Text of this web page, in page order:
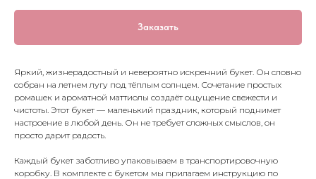
Заказать
Яркий, жизнерадостный и невероятно искренний букет. Он словно
собран на летнем лугу под тёплым солнцем. Сочетание простых
ромашек и ароматной маттиолы создаёт ощущение свежести и
чистоты. Этот букет — маленький праздник, который поднимет
настроение в любой день. Он не требует сложных смыслов, он
просто дарит радость.
Каждый букет заботливо упаковываем в транспортировочную
коробку. В комплекте с букетом мы прилагаем инструкцию по